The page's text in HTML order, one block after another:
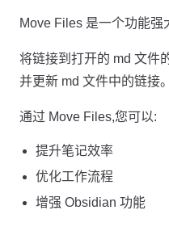
Move Files 是一个功能强
将链接到打开的 md 文件
并更新 md 文件中的链接。
通过 Move Files,您可以:
提升笔记效率
优化工作流程
增强 Obsidian 功能